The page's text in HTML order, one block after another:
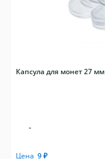
Капсула для монет 27 мм
-
Цена 9₽